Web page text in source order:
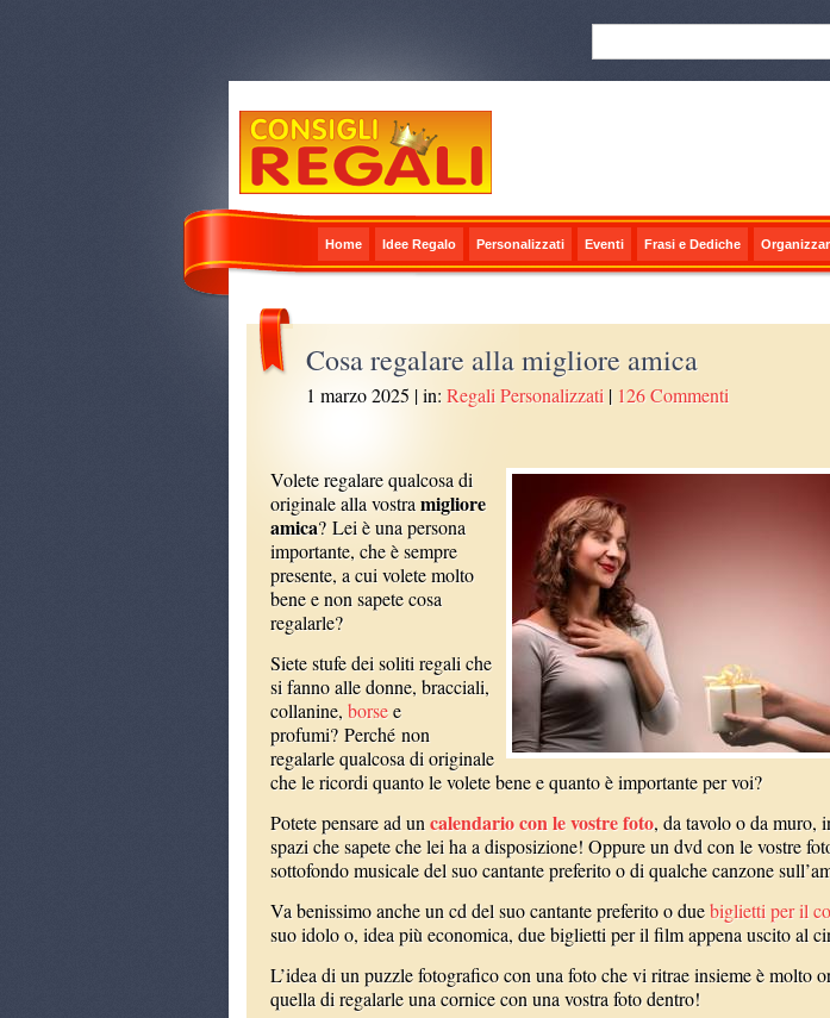
Home Idee Regalo Personalizzati Eventi Frasi e Dediche
Cosa regalare alla migliore amica
1 marzo 2025 | in:Regali Personalizzati | 126 Commenti
Volete regalare qualcosa di
originale alla vostramigliore
amica? Lei è una persona
importante, che è sempre
presente, a cui volete molto
bene e non sapete cosa
regalarle?
Siete stufe dei soliti regali che
si fanno alle donne, bracciali,
collanine, borsee
profumi? Perché non
regalarle qualcosa di originale
che le ricordi quanto le volete bene e quanto è importante per voi?
Potete pensare ad uncalendario con le vostre foto, da tavolo o da muro,
spazi che sapete che lei ha a disposizione! Oppure un dvd con le vostre
sottofondo musicale del suo cantante preferito o di qualche canzone
Va benissimo anche un cd del suo cantante preferito o duebiglietti per il
suo idolo o, idea più economica, due biglietti per il film appena uscito al
L’idea di un puzzle fotografico con una foto che vi ritrae insieme è molto
quella di regalarle una cornice con una vostra foto dentro!